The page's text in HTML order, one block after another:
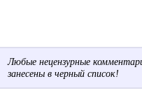
Любые нецензурные
занесены в черный список!